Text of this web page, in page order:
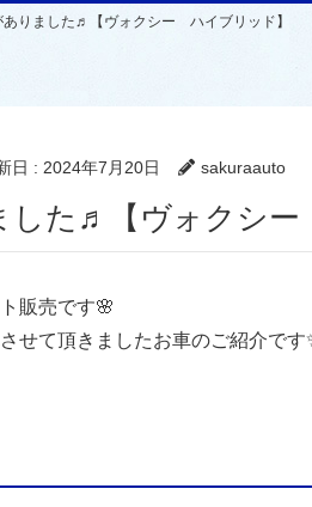
ありました♬【ヴォクシー ハイブリッド】
日 : 2024年7月20日 sakuraauto
した♬【ヴォクシ
販売です🌸
せて頂きましたお車のご紹介です